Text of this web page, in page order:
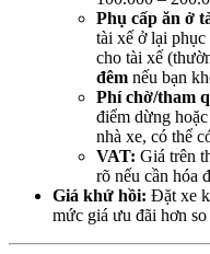
Phụ cấp ăn ở
tài xế ở lại phục
cho tài xế
đêm nếu bạn
Phí chờ/tham
điểm dừng
nhà xe, có thể
VAT: Giá trên
rõ nếu cần hóa
Giá khứ hồi: Đặt xe
mức giá ưu đãi hơn